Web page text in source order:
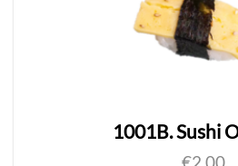
1001B. Sushi
€2,00